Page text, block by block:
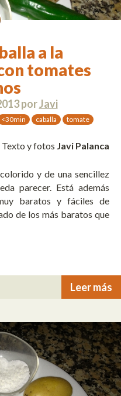
a la
tomates
porJavi
<30min caballa tomate
Texto y fotos Javi Palanca
y de una sencillez
parecer. Está además
baratos y fáciles de
de los más baratos que
Leer más